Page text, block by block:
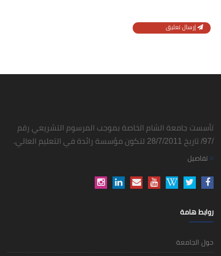
إرسال تعليق
تأسست جامعة الشام الخاصة بموجب المرسوم التشريعي رقم
/97/ تاريخ 28/7/2011 لتكون مؤسسة رائدة في التعليم العالي.
تفاصيل
روابط هامة
حول الجامعة